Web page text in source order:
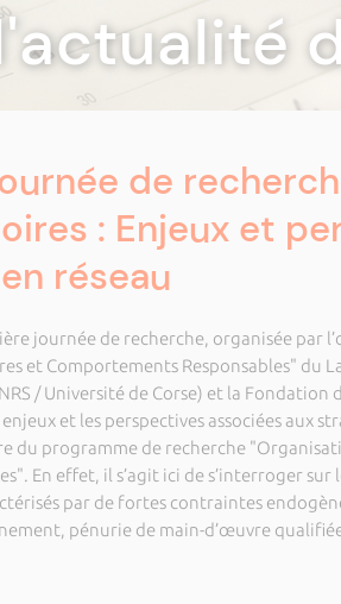
de
: Enjeux et
réseau
journée de recherche, organisée par
et Comportements Responsables" du
/ Université de Corse) et la Fondation
et les perspectives associées aux
du programme de recherche
En effet, il s’agit ici de s’interroger
par de fortes contraintes
pénurie de main-d’œuvre